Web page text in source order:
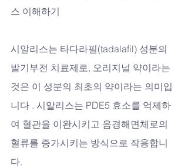
스 이해하기
시알리스는 타다라필(tadalafil) 성분의
발기부전 치료제로, 오리지널 약이라는
것은 이 성분의 최초의 약이라는 의미입
니다 . 시알리스는 PDE5 효소를 억제하
여 혈관을 이완시키고 음경해면체로의
혈류를 증가시키는 방식으로 작용합니
다.